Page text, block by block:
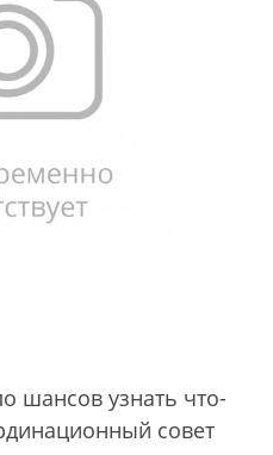
шансов узнать что-
совет